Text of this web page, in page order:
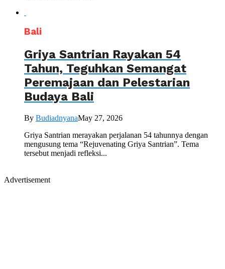
Bali
Griya Santrian Rayakan 54
Tahun, Teguhkan Semangat
Peremajaan dan Pelestarian
Budaya Bali
By BudiadnyanaMay 27, 2026
Griya Santrian merayakan perjalanan 54 tahunnya dengan
mengusung tema “Rejuvenating Griya Santrian”. Tema
tersebut menjadi refleksi...
Advertisement